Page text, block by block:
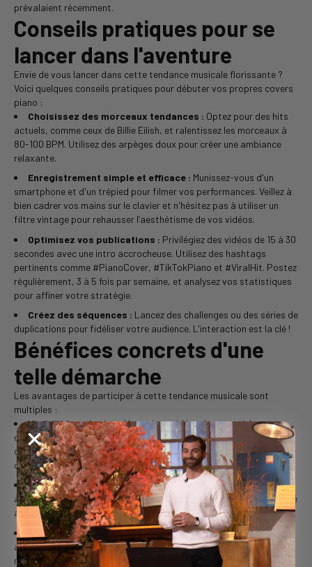
prévalaient récemment.
Conseils pratiques pour se
lancer dans l'aventure
Envie de vous lancer dans cette tendance musicale florissante ?
Voici quelques conseils pratiques pour débuter vos propres covers
piano :
Choisissez des morceaux tendances : Optez pour des hits
actuels, comme ceux de Billie Eilish, et ralentissez les morceaux à
80-100 BPM. Utilisez des arpèges doux pour créer une ambiance
relaxante.
Enregistrement simple et efficace : Munissez-vous d'un
smartphone et d'un trépied pour filmer vos performances. Veillez à
bien cadrer vos mains sur le clavier et n'hésitez pas à utiliser un
filtre vintage pour rehausser l’aesthétisme de vos vidéos.
Optimisez vos publications : Privilégiez des vidéos de 15 à 30
secondes avec une intro accrocheuse. Utilisez des hashtags
pertinents comme #PianoCover, #TikTokPiano et #ViralHit. Postez
régulièrement, 3 à 5 fois par semaine, et analysez vos statistiques
pour affiner votre stratégie.
Créez des séquences : Lancez des challenges ou des séries de
duplications pour fidéliser votre audience. L'interaction est la clé !
Bénéfices concrets d'une
telle démarche
Les avantages de participer à cette tendance musicale sont
multiples :
Visibilité explosive :Une unique vidéo a le potentiel
d'atteindre 1 million de vues en seulement 48 heures. Cela peut
ouvrir des portes à des partenariats avec des marques de pianos
ou des applications d’apprentissage musical.
Développement personnel :Travailler sur vos arrangements
améliore votre oreille musicale, votre improvisation et votre fluidité
au piano. Vous constaterez des progrès rapides et significatifs.
Monétisation :
À partir de 10 000 abonnés, vous pouvez
accéder au Creator Fund de TikTok. De nombreux créateurs
rapportent entre 5 000 et 20 000 euros par mois grâce à des